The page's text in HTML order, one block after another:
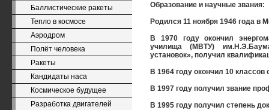
Баллистические ракеты
Тепло в космосе
Аэродром
Полёт человека
Ракеты
Кандидаты наса
Космическое будущее
Разработка двигателей
Образование и научные звания:
Родился 11 ноября 1946 года в
В 1970 году окончил
училища (МВТУ)
установок», получил
В 1964 году окончил 10
В 1997 году получил звание
В 1995 году получил степень